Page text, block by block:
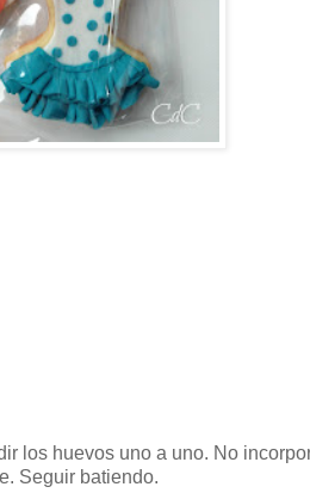
los huevos uno a uno. No
Seguir batiendo.